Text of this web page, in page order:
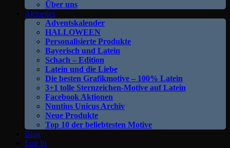
Über uns
Aktuelles
Adventskalender
HALLOWEEN
Personalisierte Produkte
Bayerisch und Latein
Schach – Edition
Latein und die Liebe
Die besten Grafikmotive – 100% Latein
3+1 tolle Sternzeichen-Motive auf Latein
Facebook Aktionen
Nuntius Unicus Archiv
Neue Produkte
Top 10 der beliebtesten Motive
Blog
Log In